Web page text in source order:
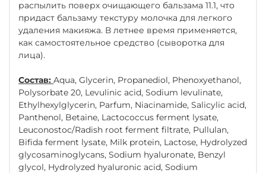
распылить поверх очищающего бальзама 11.1, что
придаст бальзаму текстуру молочка для легкого
удаления макияжа. В летнее время применяется,
как самостоятельное средство (сыворотка для
лица).
Состав: Aqua, Glycerin, Propanediol, Phenoxyethanol,
Polysorbate 20, Levulinic acid, Sodium levulinate,
Ethylhexylglycerin, Parfum, Niacinamide, Salicylic acid,
Panthenol, Betaine, Lactococcus ferment lysate,
Leuconostoc/Radish root ferment filtrate, Pullulan,
Bifida ferment lysate, Milk protein, Lactose, Hydrolyzed
glycosaminoglycans, Sodium hyaluronate, Benzyl
glycol, Hydrolyzed hyaluronic acid, Sodium